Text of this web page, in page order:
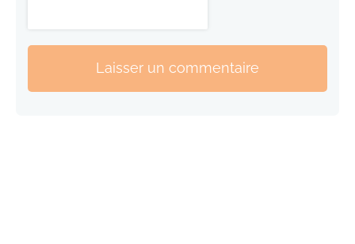
Laisser un commentaire